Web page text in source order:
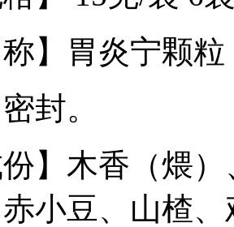
称】胃炎宁颗粒
密封。
】 木香（煨
赤小豆、山楂